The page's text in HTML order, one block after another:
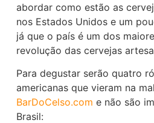
abordar como estão as
nos Estados Unidos e um
já que o país é um dos
revolução das cervejas
Para degustar serão quatro
americanas que vieram na
BarDoCelso.com e não são
Brasil: